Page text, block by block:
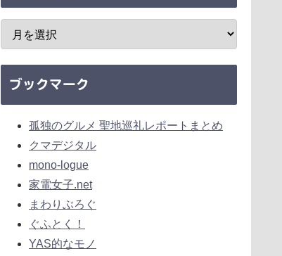
ブックマーク
孤独のグルメ 聖地巡礼レポートまとめ
クマデジタル
mono-logue
家電女子.net
まわりぶろぐ
ぐふとく！
YAS的なモノ